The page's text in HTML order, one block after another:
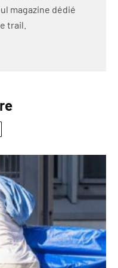
magazine dédié
trail.